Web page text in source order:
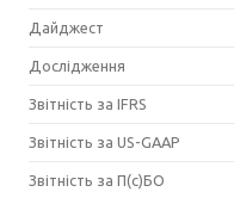
Дайджест
Дослідження
Звітність за IFRS
Звітність за US-GAAP
Звітність за П(с)БО